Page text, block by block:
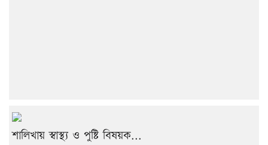
শালিখায় স্বাস্থ্য ও পুষ্টি বিষয়ক...